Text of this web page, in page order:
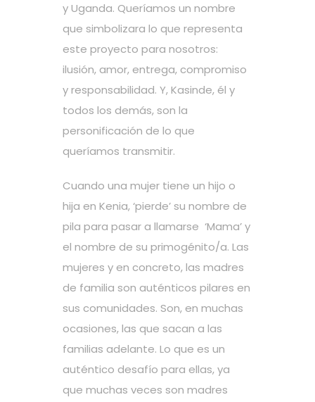
y Uganda. Queríamos un nombre
que simbolizara lo que representa
este proyecto para nosotros:
ilusión, amor, entrega, compromiso
y responsabilidad. Y, Kasinde, él y
todos los demás, son la
personificación de lo que
queríamos transmitir.
Cuando una mujer tiene un hijo o
hija en Kenia, ‘pierde’ su nombre de
pila para pasar a llamarse ‘Mama’ y
el nombre de su primogénito/a. Las
mujeres y en concreto, las madres
de familia son auténticos pilares en
sus comunidades. Son, en muchas
ocasiones, las que sacan a las
familias adelante. Lo que es un
auténtico desafío para ellas, ya
que muchas veces son madres